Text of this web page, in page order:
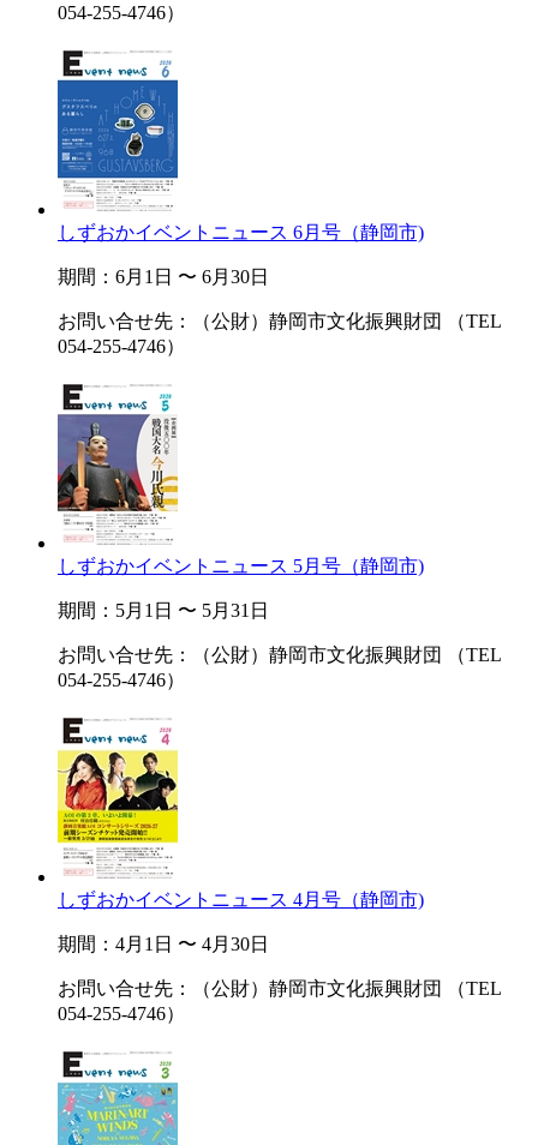
054-255-4746）
しずおかイベントニュース 6月号（静岡市)
期間：6月1日 〜 6月30日
お問い合せ先：（公財）静岡市文化振興財団 （TEL
054-255-4746）
しずおかイベントニュース 5月号（静岡市)
期間：5月1日 〜 5月31日
お問い合せ先：（公財）静岡市文化振興財団 （TEL
054-255-4746）
しずおかイベントニュース 4月号（静岡市)
期間：4月1日 〜 4月30日
お問い合せ先：（公財）静岡市文化振興財団 （TEL
054-255-4746）